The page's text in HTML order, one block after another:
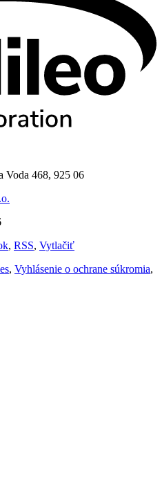
Voda 468, 925 06
, RSS, Vytlačiť
, Vyhlásenie o ochrane súkromia,